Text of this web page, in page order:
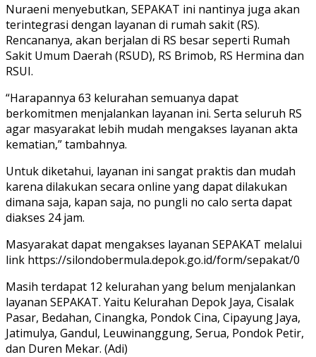
Nuraeni menyebutkan, SEPAKAT ini nantinya juga akan
terintegrasi dengan layanan di rumah sakit (RS).
Rencananya, akan berjalan di RS besar seperti Rumah
Sakit Umum Daerah (RSUD), RS Brimob, RS Hermina dan
RSUI.
“Harapannya 63 kelurahan semuanya dapat
berkomitmen menjalankan layanan ini. Serta seluruh RS
agar masyarakat lebih mudah mengakses layanan akta
kematian,” tambahnya.
Untuk diketahui, layanan ini sangat praktis dan mudah
karena dilakukan secara online yang dapat dilakukan
dimana saja, kapan saja, no pungli no calo serta dapat
diakses 24 jam.
Masyarakat dapat mengakses layanan SEPAKAT melalui
link https://silondobermula.depok.go.id/form/sepakat/0
Masih terdapat 12 kelurahan yang belum menjalankan
layanan SEPAKAT. Yaitu Kelurahan Depok Jaya, Cisalak
Pasar, Bedahan, Cinangka, Pondok Cina, Cipayung Jaya,
Jatimulya, Gandul, Leuwinanggung, Serua, Pondok Petir,
dan Duren Mekar. (Adi)